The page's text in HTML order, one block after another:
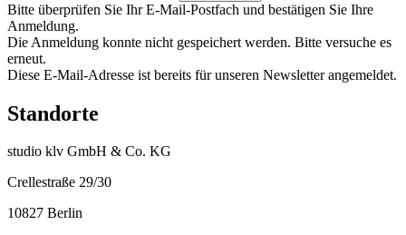
Bitte überprüfen Sie Ihr E-Mail-Postfach und bestätigen Sie Ihre
Anmeldung.
Die Anmeldung konnte nicht gespeichert werden. Bitte versuche es
erneut.
Diese E-Mail-Adresse ist bereits für unseren Newsletter angemeldet.
Standorte
studio klv GmbH & Co. KG
Crellestraße 29/30
10827 Berlin